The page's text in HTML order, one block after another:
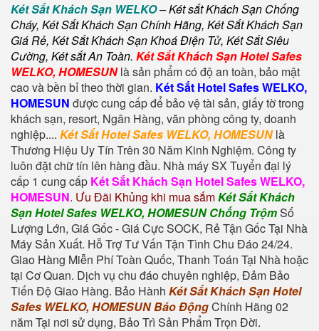
Két Sắt Khách Sạn WELKO–Két sắt Khách Sạn Chống
Cháy, Két Sắt Khách Sạn Chính Hãng, Két Sắt Khách Sạn
Giá Rẻ, Két Sắt Khách Sạn Khoá Điện Tử, Két Sắt Siêu
Cường, Két sắt An Toàn. Két Sắt Khách Sạn Hotel Safes
WELKO, HOMESUNlà sản phẩm có độ an toàn, bảo mật
cao và bền bỉ theo thời gian. Két Sắt Hotel Safes WELKO,
HOMESUN được cung cấp để bảo vệ tài sản, giấy tờ trong
khách sạn, resort, Ngân Hàng, văn phòng công ty, doanh
nghiệp.... Két Sắt Hotel Safes WELKO, HOMESUNlà
Thương Hiệu Uy Tín Trên 30 Năm Kinh Nghiệm. Công ty
luôn đặt chữ tín lên hàng đầu. Nhà máy SX Tuyển đại lý
cấp 1 cung cấp Két Sắt Khách Sạn Hotel Safes WELKO,
HOMESUN. Ưu Đãi Khủng khi mua sắmKét Sắt Khách
Sạn Hotel Safes WELKO, HOMESUN Chống TrộmSố
Lượng Lớn, Giá Gốc - Giá Cực SOCK, Rẻ Tận Gốc Tại Nhà
Máy Sản Xuất. Hỗ Trợ Tư Vấn Tận Tình Chu Đáo 24/24.
Giao Hàng Miễn Phí Toàn Quốc, Thanh Toán Tại Nhà hoặc
tại Cơ Quan. Dịch vụ chu đáo chuyên nghiệp, Đảm Bảo
Tiến Độ Giao Hàng. Bảo Hành Két Sắt Khách Sạn Hotel
Safes WELKO, HOMESUN Báo ĐộngChính Hãng 02
năm Tại nơi sử dụng, Bảo Trì Sản Phẩm Trọn Đời.